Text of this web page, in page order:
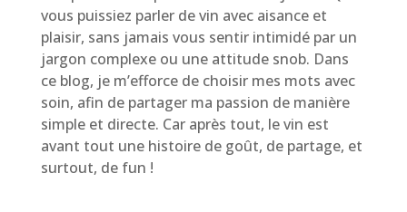
vous puissiez parler de vin avec aisance et
plaisir, sans jamais vous sentir intimidé par un
jargon complexe ou une attitude snob. Dans
ce blog, je m’efforce de choisir mes mots avec
soin, afin de partager ma passion de manière
simple et directe. Car après tout, le vin est
avant tout une histoire de goût, de partage, et
surtout, de fun !